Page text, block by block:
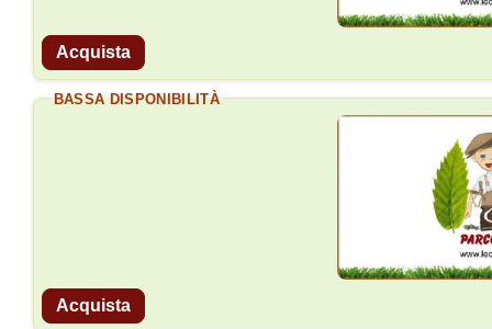
Acquista
BASSA DISPONIBILITÀ
Acquista